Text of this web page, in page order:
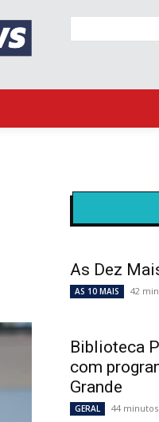
As Dez
AS 10 MAIS 42
Biblioteca
com
Grande
GERAL 44